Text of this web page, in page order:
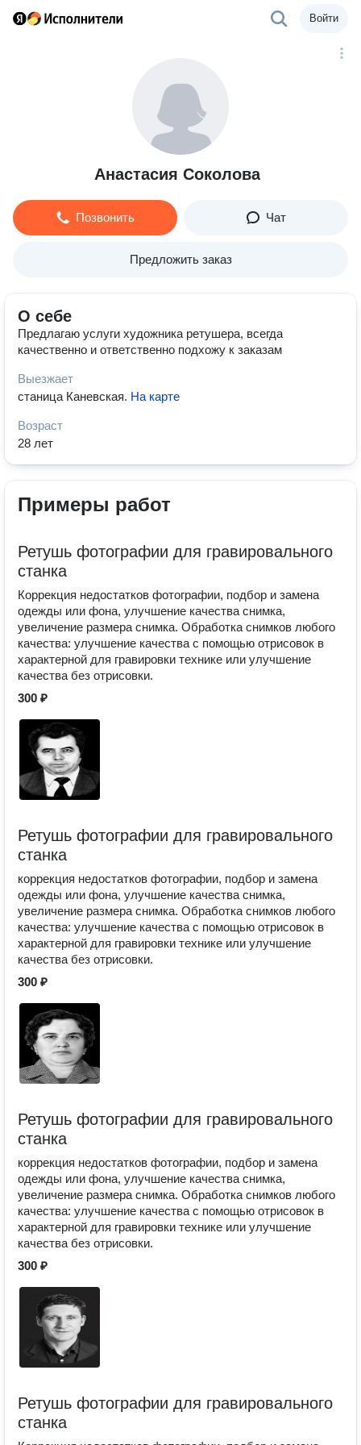
Войти
Анастасия Соколова
Позвонить Чат
Предложить заказ
О себе
Предлагаю услуги художника ретушера, всегда
качественно и ответственно подхожу к заказам
Выезжает
станица Каневская. На карте
Возраст
28 лет
Примеры работ
Ретушь фотографии для гравировального
станка
Коррекция недостатков фотографии, подбор и замена
одежды или фона, улучшение качества снимка,
увеличение размера снимка. Обработка снимков любого
качества: улучшение качества с помощью отрисовок в
характерной для гравировки технике или улучшение
качества без отрисовки.
300 ₽
Ретушь фотографии для гравировального
станка
коррекция недостатков фотографии, подбор и замена
одежды или фона, улучшение качества снимка,
увеличение размера снимка. Обработка снимков любого
качества: улучшение качества с помощью отрисовок в
характерной для гравировки технике или улучшение
качества без отрисовки.
300 ₽
Ретушь фотографии для гравировального
станка
коррекция недостатков фотографии, подбор и замена
одежды или фона, улучшение качества снимка,
увеличение размера снимка. Обработка снимков любого
качества: улучшение качества с помощью отрисовок в
характерной для гравировки технике или улучшение
качества без отрисовки.
300 ₽
Ретушь фотографии для гравировального
станка